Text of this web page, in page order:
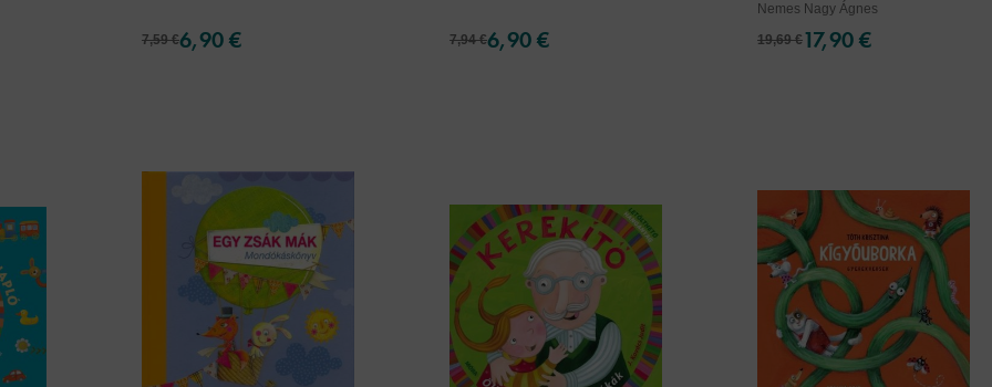
7,59 €6,90 € 7,94 €6,90 €
Nemes Nagy Ágnes
19,69 €17,90 €